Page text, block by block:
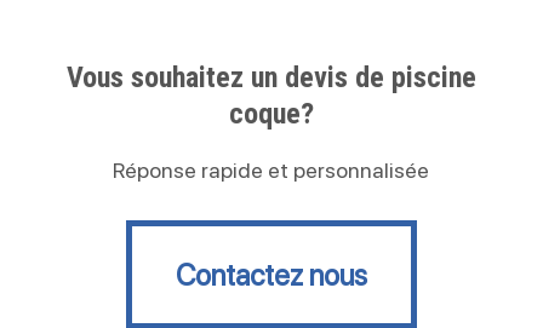
Vous souhaitez un devis de piscine
coque?
Réponse rapide et personnalisée
Contactez nous
Contactez nous